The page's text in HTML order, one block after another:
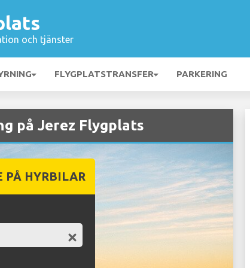
och tjänster
FLYGPLATSTRANSFER PARKERING
på Jerez Flygplats
PÅ HYRBILAR